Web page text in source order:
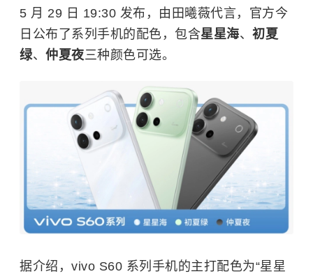
5 月 29 日 19:30 发布，由田曦薇代言，官方今
日公布了系列手机的配色，包含星星海、 初夏
绿、 仲夏夜三种颜色可选。
据介绍，vivo S60 系列手机的主打配色为“星星